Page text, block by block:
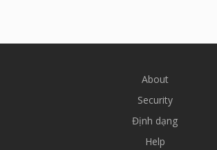
About
Security
Định dạng
Help